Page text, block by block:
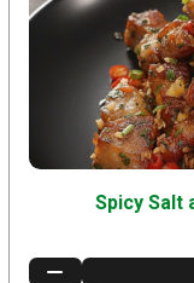
Spicy Salt